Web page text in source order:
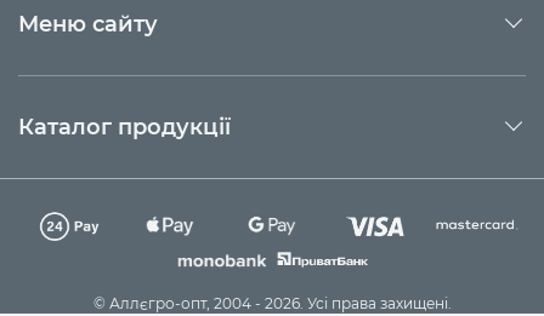
Меню сайту
Каталог продукції
© Аллєгро-опт, 2004 - 2026. Усі права захищені.